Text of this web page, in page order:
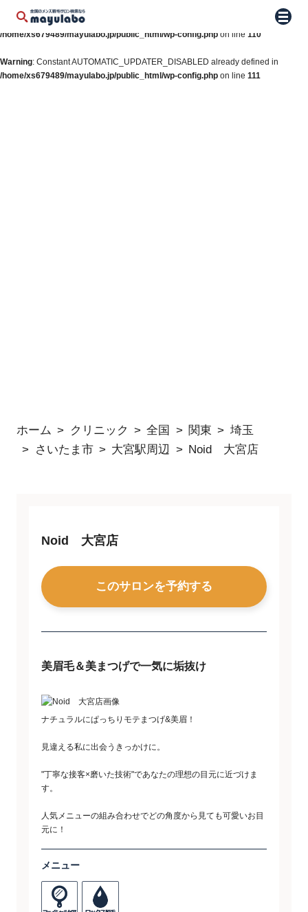
Warning: Constant WP_AUTO_UPDATE_CORE already defined in
/home/xs679489/mayulabo.jp/public_html/wp-config.php on line 110
Warning: Constant AUTOMATIC_UPDATER_DISABLED already defined in
/home/xs679489/mayulabo.jp/public_html/wp-config.php on line 111
メニ
ホーム クリニック 全国 関東
埼玉
さいたま市
大宮駅周辺 Noid 大宮店
Noid 大宮店
このサロンを予約する
美眉毛＆美まつげで一気に垢抜け
ナチュラルにぱっちりモテまつげ&美眉！
見違える私に出会うきっかけに。
"丁寧な接客×磨いた技術"であなたの理想の目元に近づけま
す。
人気メニューの組み合わせでどの角度から見ても可愛いお目
元に！
メニュー